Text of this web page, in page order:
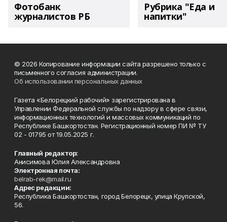
Фотобанк
журналистов РБ
Рубрика "Еда и
напитки"
© 2026 Копирование информации сайта разрешено только с
письменного согласия администрации.
Об использовании персональных данных
Газета «Белорецкий рабочий» зарегистрирована в
Управлении Федеральной службы по надзору в сфере связи,
информационных технологий и массовых коммуникаций по
Республике Башкортостан. Регистрационный номер ПИ № ТУ
02 - 01795 от 19.05.2025 г.
Главный редактор:
Анисимова Юлия Александровна
Электронная почта:
belrab-rek@mail.ru
Адрес редакции:
Республика Башкортостан, город Белорецк, улица Крупской,
56.